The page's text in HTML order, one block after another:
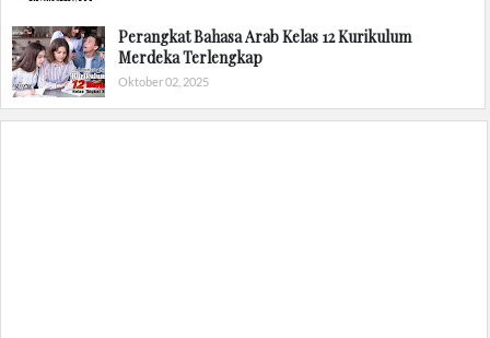
Perangkat Bahasa Arab Kelas 12 Kurikulum
Merdeka Terlengkap
Oktober 02, 2025